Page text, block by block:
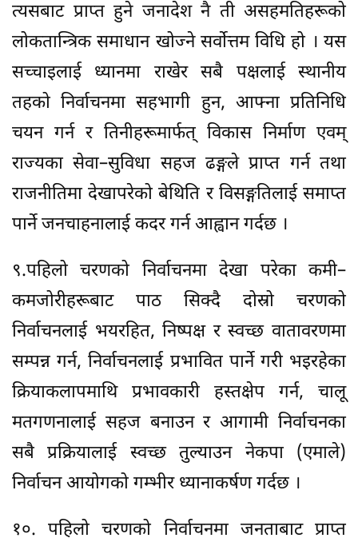
त्यसबाट प्राप्त हुने जनादेश नै ती असहमतिहरूको
लोकतान्त्रिक समाधान खोज्ने सर्वोत्तम विधि हो । यस
सच्चाइलाई ध्यानमा राखेर सबै पक्षलाई स्थानीय
तहको निर्वाचनमा सहभागी हुन, आफ्ना प्रतिनिधि
चयन गर्न र तिनीहरूमार्फत् विकास निर्माण एवम्
राज्यका सेवा–सुविधा सहज ढङ्गले प्राप्त गर्न तथा
राजनीतिमा देखापरेको बेथिति र विसङ्गतिलाई समाप्त
पार्ने जनचाहनालाई कदर गर्न आह्वान गर्दछ ।
९.पहिलो चरणको निर्वाचनमा देखा परेका कमी–
कमजोरीहरूबाट पाठ सिक्दै दोस्रो चरणको
निर्वाचनलाई भयरहित, निष्पक्ष र स्वच्छ वातावरणमा
सम्पन्न गर्न, निर्वाचनलाई प्रभावित पार्ने गरी भइरहेका
क्रियाकलापमाथि प्रभावकारी हस्तक्षेप गर्न, चालू
मतगणनालाई सहज बनाउन र आगामी निर्वाचनका
सबै प्रक्रियालाई स्वच्छ तुल्याउन नेकपा (एमाले)
निर्वाचन आयोगको गम्भीर ध्यानाकर्षण गर्दछ ।
१०. पहिलो चरणको निर्वाचनमा जनताबाट प्राप्त